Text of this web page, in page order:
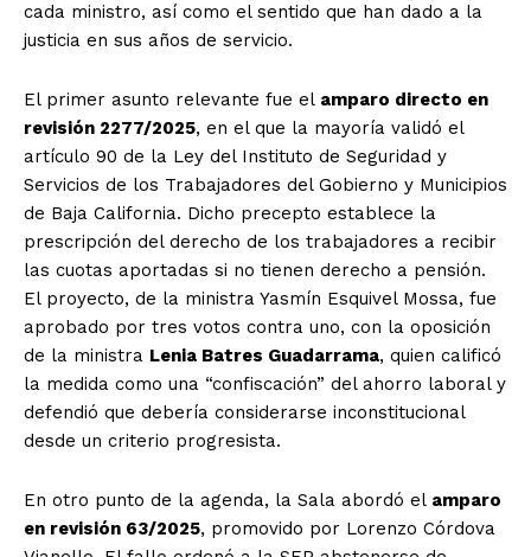
cada ministro, así como el sentido que han dado a la
justicia en sus años de servicio.
El primer asunto relevante fue el amparo directo en
revisión 2277/2025, en el que la mayoría validó el
artículo 90 de la Ley del Instituto de Seguridad y
Servicios de los Trabajadores del Gobierno y Municipios
de Baja California. Dicho precepto establece la
prescripción del derecho de los trabajadores a recibir
las cuotas aportadas si no tienen derecho a pensión.
El proyecto, de la ministra Yasmín Esquivel Mossa, fue
aprobado por tres votos contra uno, con la oposición
de la ministra Lenia Batres Guadarrama, quien calificó
la medida como una “confiscación” del ahorro laboral y
defendió que debería considerarse inconstitucional
desde un criterio progresista.
En otro punto de la agenda, la Sala abordó el amparo
en revisión 63/2025, promovido por Lorenzo Córdova